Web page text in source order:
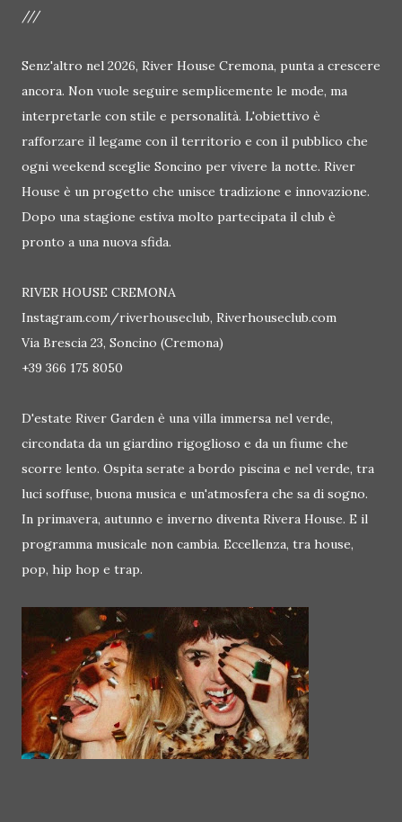
///
Senz'altro nel 2026, River House Cremona, punta a crescere
ancora. Non vuole seguire semplicemente le mode, ma
interpretarle con stile e personalità. L'obiettivo è
rafforzare il legame con il territorio e con il pubblico che
ogni weekend sceglie Soncino per vivere la notte. River
House è un progetto che unisce tradizione e innovazione.
Dopo una stagione estiva molto partecipata il club è
pronto a una nuova sfida.
RIVER HOUSE CREMONA
Instagram.com/riverhouseclub, Riverhouseclub.com
Via Brescia 23, Soncino (Cremona)
+39 366 175 8050
D'estate River Garden è una villa immersa nel verde,
circondata da un giardino rigoglioso e da un fiume che
scorre lento. Ospita serate a bordo piscina e nel verde, tra
luci soffuse, buona musica e un'atmosfera che sa di sogno.
In primavera, autunno e inverno diventa Rivera House. E il
programma musicale non cambia. Eccellenza, tra house,
pop, hip hop e trap.